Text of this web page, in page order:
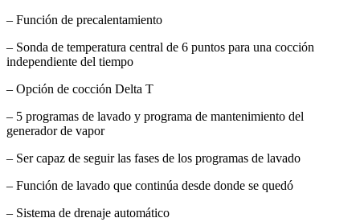
– Función de precalentamiento
– Sonda de temperatura central de 6 puntos para una cocción
independiente del tiempo
– Opción de cocción Delta T
– 5 programas de lavado y programa de mantenimiento del
generador de vapor
– Ser capaz de seguir las fases de los programas de lavado
– Función de lavado que continúa desde donde se quedó
– Sistema de drenaje automático